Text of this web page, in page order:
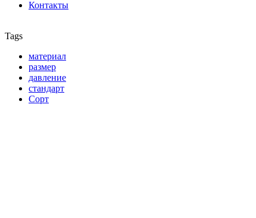
Контакты
Tags
материал
размер
давление
стандарт
Сорт